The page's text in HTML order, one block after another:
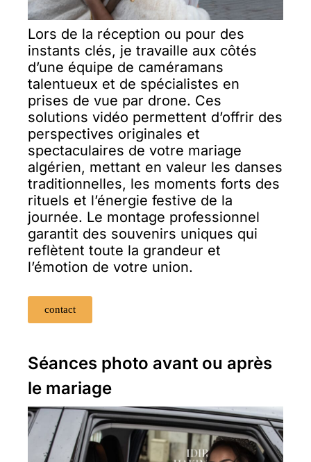
Lors de la réception ou pour des
instants clés, je travaille aux côtés
d’une équipe de caméramans
talentueux et de spécialistes en
prises de vue par drone. Ces
solutions vidéo permettent d’offrir des
perspectives originales et
spectaculaires de votre mariage
algérien, mettant en valeur les danses
traditionnelles, les moments forts des
rituels et l’énergie festive de la
journée. Le montage professionnel
garantit des souvenirs uniques qui
reflètent toute la grandeur et
l’émotion de votre union.
contact
Séances photo avant ou après
le mariage